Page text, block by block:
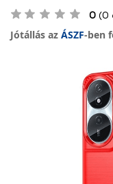
0 (0
Jótállás az ÁSZF-ben